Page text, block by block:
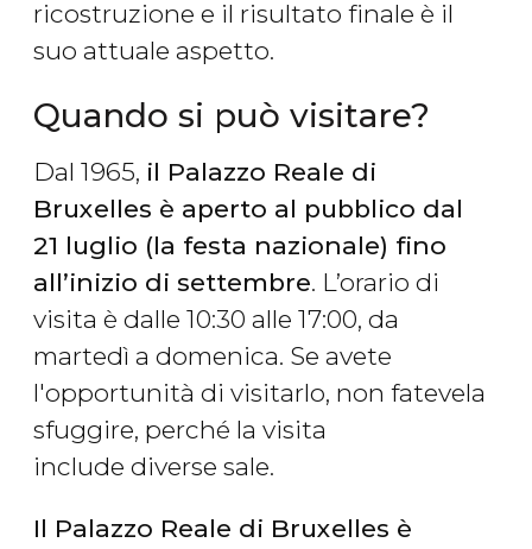
ricostruzione e il risultato finale è il
suo attuale aspetto.
Quando si può visitare?
Dal 1965, il Palazzo Reale di
Bruxelles è aperto al pubblico dal
21 luglio (la festa nazionale) fino
all’inizio di settembre. L’orario di
visita è dalle 10:30 alle 17:00, da
martedì a domenica. Se avete
l'opportunità di visitarlo, non fatevela
sfuggire, perché la visita
include diverse sale.
Il Palazzo Reale di Bruxelles è